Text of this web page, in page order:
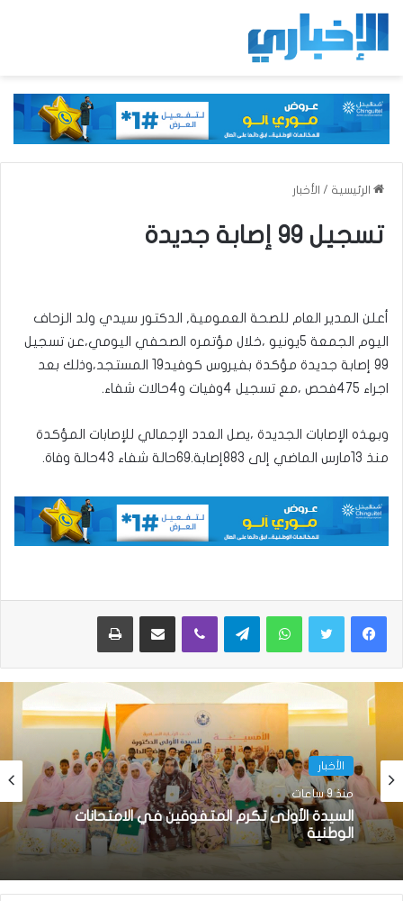
الرئيسية / الأخبار
تسجيل 99 إصابة جديدة
أعلن المدير العام للصحة العمومية, الدكتور سيدي ولد الزحاف
اليوم الجمعة 5يونيو ،خلال مؤتمره الصحفي اليومي،عن تسجيل
99 إصابة جديدة مؤكدة بفيروس كوفيد19 المستجد،وذلك بعد
اجراء 475فحص ،مع تسجيل 4وفيات و4حالات شفاء.
وبهذه الإصابات الجديدة ،يصل العدد الإجمالي للإصابات المؤكدة
منذ 13مارس الماضي إلى 883إصابة.69حالة شفاء 43حالة وفاة.
واتساب تيلقرام ڤايبر مشاركة عبر البريد طباعة
الأخبار
منذ 9 ساعات
السيدة الأولى تكرم المتفوقين في الامتحانات
الوطنية